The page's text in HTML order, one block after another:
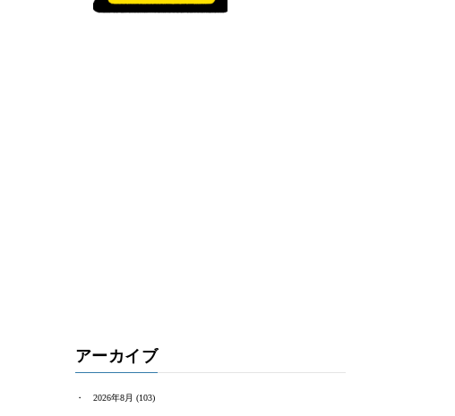
アーカイブ
2026年8月 (103)